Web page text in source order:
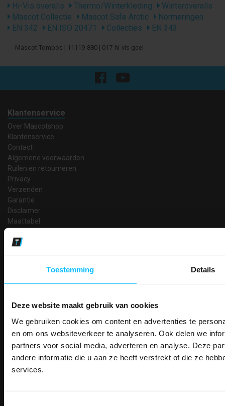
Toestemming Details
Deze website maakt gebruik van cookies
We gebruiken cookies om content en advertenties te
en om ons websiteverkeer te analyseren. Ook delen we
partners voor social media, adverteren en analyse. Deze
andere informatie die u aan ze heeft verstrekt of die ze
services.
Hi-Vis overalls
Thermo/Winterkleding
Winteroveralls
Mascot Collectie
Mascot Safe Arctic
Normeringen
EN 342
EN ISO 20471 Collecties EN 343
Mascot Tombos | 11119-880 | 017-hi-vis geel
Klantenservice
Over Mascotshop
Klantenservice
Contact
Algemene voorwaarden
Ruilen en retourneren
Privacy
Verzenden
Garantie
Disclaimer
Maattabel
Partners
Gratis verzending in Nederland vanaf € 150,- excl. BTW
Bedruk- en borduurservice
Betaalwijze
Email
ONTVANG
KORTING OP
PAK